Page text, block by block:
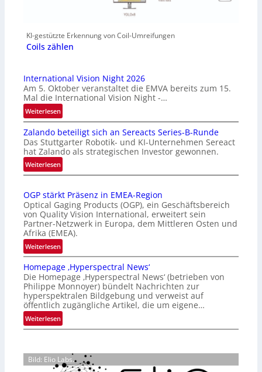
KI-gestützte Erkennung von Coil-Umreifungen
Coils zählen
International Vision Night 2026
Am 5. Oktober veranstaltet die EMVA bereits zum 15.
Mal die International Vision Night -…
Weiterlesen:
I
n
t
e
r
n
t
i
o
n
l
V
i
s
i
o
n
g
h
Zalando beteiligt sich an Sereacts Series-B-Runde
Das Stuttgarter Robotik- und KI-Unternehmen Sereact
hat Zalando als strategischen Investor gewonnen.
Weiterlesen:
Z
l
a
n
d
o
b
e
t
e
i
i
g
s
i
OGP stärkt Präsenz in EMEA-Region
Optical Gaging Products (OGP), ein Geschäftsbereich
von Quality Vision International, erweitert sein
Partner-Netzwerk in Europa, dem Mittleren Osten und
Afrika (EMEA).
Weiterlesen:
O
G
P
s
t
ä
r
P
r
Homepage ‚Hyperspectral News‘
Die Homepage ‚Hyperspectral News‘ (betrieben von
Philippe Monnoyer) bündelt Nachrichten zur
hyperspektralen Bildgebung und verweist auf
öffentlich zugängliche Artikel, die um eigene…
Weiterlesen:
H
m
e
Bild: Elio Labs.